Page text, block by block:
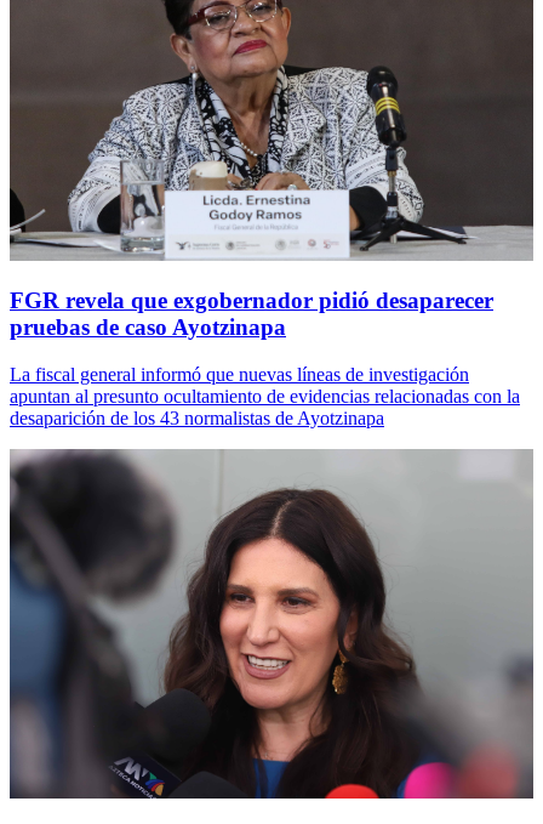
FGR revela que exgobernador pidió desaparecer
pruebas de caso Ayotzinapa
La fiscal general informó que nuevas líneas de investigación
apuntan al presunto ocultamiento de evidencias relacionadas con la
desaparición de los 43 normalistas de Ayotzinapa